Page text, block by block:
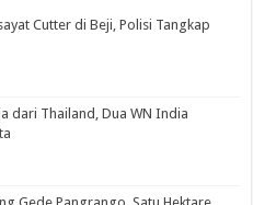
Cutter di Beji, Polisi Tangkap
dari Thailand, Dua WN India